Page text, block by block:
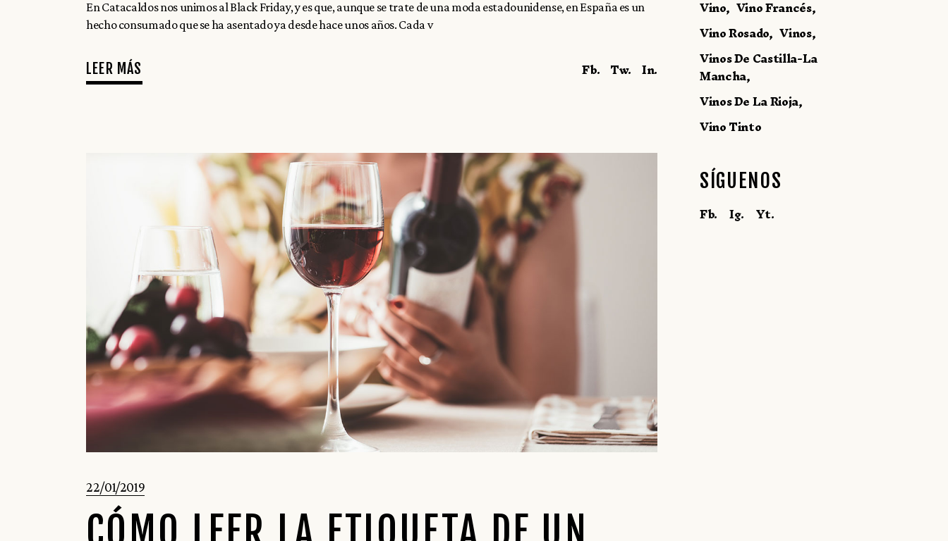
En Catacaldos nos unimos al Black Friday, y es que, aunque se trate de una moda estadounidense, en España es un
hecho consumado que se ha asentado ya desde hace unos años. Cada v
LEER MÁS Fb. Tw. In.
22/01/2019
Vino Vino Francés
Vino Rosado Vinos
Vinos De Castilla-La
Mancha
Vinos De La Rioja
Vino Tinto
SÍGUENOS
Fb. Ig. Yt.